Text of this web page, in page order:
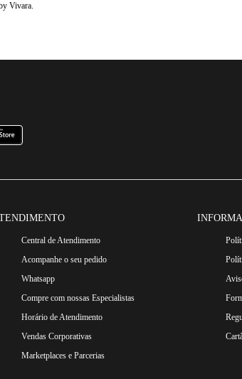
Vivara.
Central de Atendimento
Acompanhe o seu pedido
Whatsapp
Compre com nossas Especialistas
Horário de Atendimento
Vendas Corporativas
Marketplaces e Parcerias